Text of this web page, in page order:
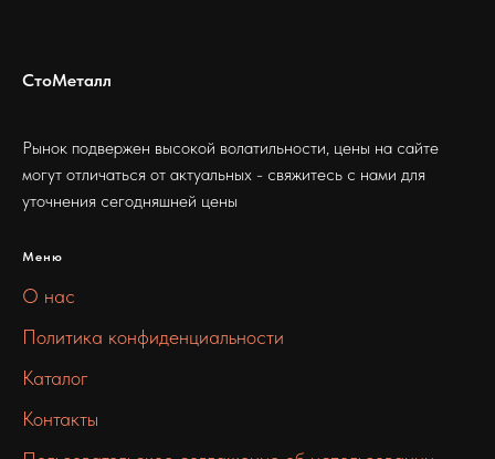
СтоМеталл
Рынок подвержен высокой волатильности, цены на сайте
могут отличаться от актуальных - свяжитесь с нами для
уточнения сегодняшней цены
Меню
О нас
Политика конфиденциальности
Каталог
Контакты